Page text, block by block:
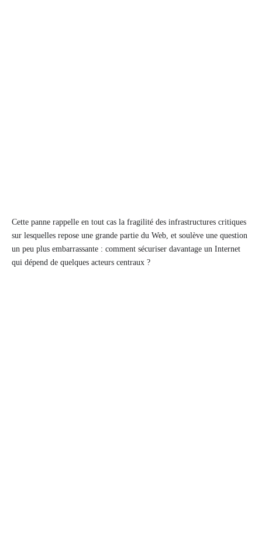
Cette panne rappelle en tout cas la fragilité des infrastructures critiques
sur lesquelles repose une grande partie du Web, et soulève une question
un peu plus embarrassante : comment sécuriser davantage un Internet
qui dépend de quelques acteurs centraux ?